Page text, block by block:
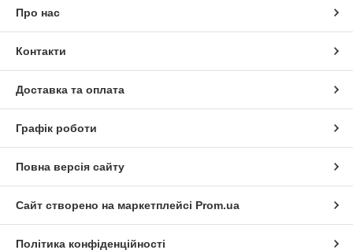
Про нас
Контакти
Доставка та оплата
Графік роботи
Повна версія сайту
Сайт створено на маркетплейсі Prom.ua
Політика конфіденційності